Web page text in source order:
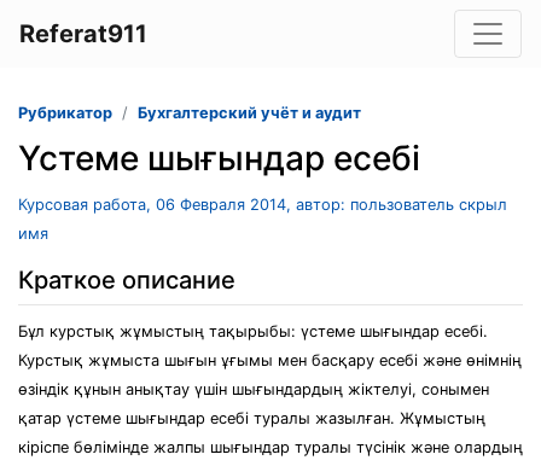
Referat911
Рубрикатор Бухгалтерский учёт и аудит
Үстеме шығындар есебі
Курсовая работа, 06 Февраля 2014, автор: пользователь скрыл
имя
Краткое описание
Бұл курстық жұмыстың тақырыбы: үстеме шығындар есебі.
Курстық жұмыста шығын ұғымы мен басқару есебі және өнімнің
өзіндік құнын анықтау үшін шығындардың жіктелуі, сонымен
қатар үстеме шығындар есебі туралы жазылған. Жұмыстың
кіріспе бөлімінде жалпы шығындар туралы түсінік және олардың